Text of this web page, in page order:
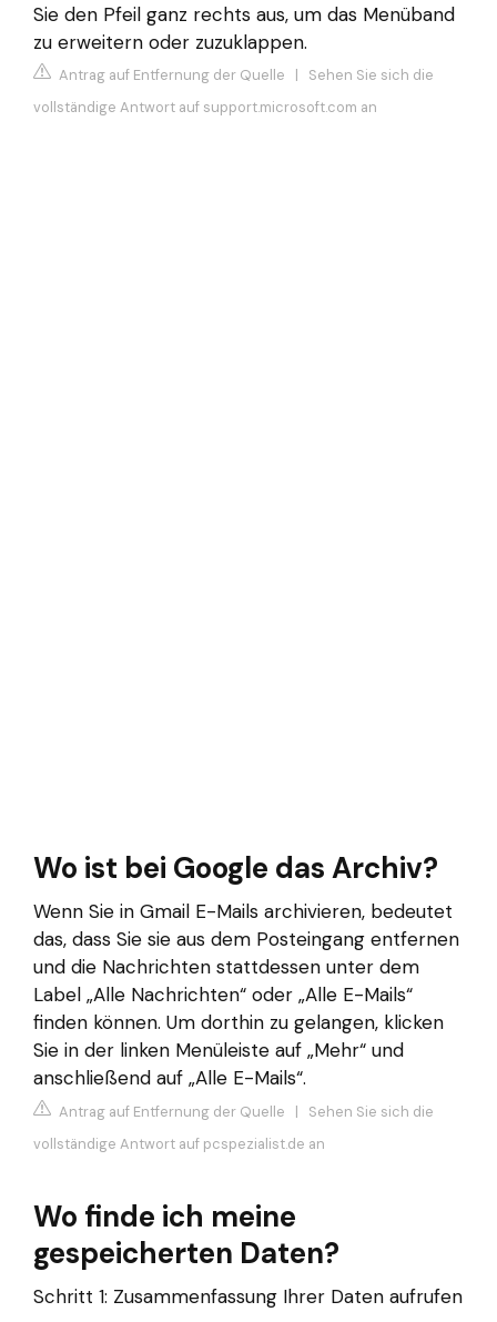
Sie den Pfeil ganz rechts aus, um das Menüband
zu erweitern oder zuzuklappen.
Antrag auf Entfernung der Quelle | Sehen Sie sich die
vollständige Antwort auf support.microsoft.com an
Wo ist bei Google das Archiv?
Wenn Sie in Gmail E-Mails archivieren, bedeutet
das, dass Sie sie aus dem Posteingang entfernen
und die Nachrichten stattdessen unter dem
Label „Alle Nachrichten“ oder „Alle E-Mails“
finden können. Um dorthin zu gelangen, klicken
Sie in der linken Menüleiste auf „Mehr“ und
anschließend auf „Alle E-Mails“.
Antrag auf Entfernung der Quelle | Sehen Sie sich die
vollständige Antwort auf pcspezialist.de an
Wo finde ich meine
gespeicherten Daten?
Schritt 1: Zusammenfassung Ihrer Daten aufrufen